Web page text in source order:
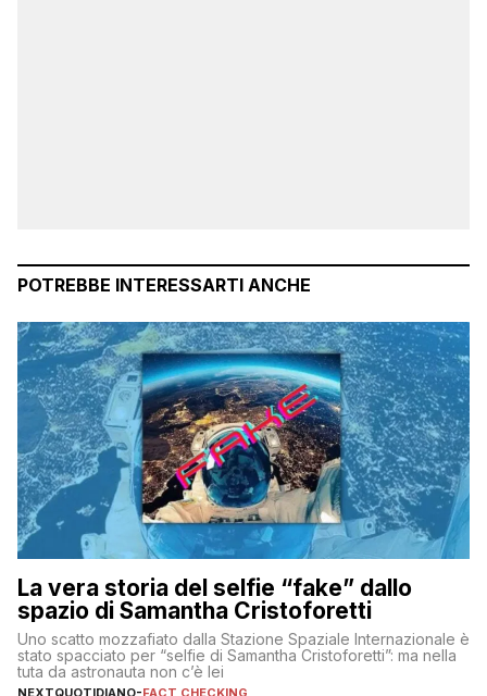
POTREBBE INTERESSARTI ANCHE
La vera storia del selfie “fake” dallo
spazio di Samantha Cristoforetti
Uno scatto mozzafiato dalla Stazione Spaziale Internazionale è
stato spacciato per “selfie di Samantha Cristoforetti”: ma nella
tuta da astronauta non c’è lei
NEXTQUOTIDIANO-FACT CHECKING